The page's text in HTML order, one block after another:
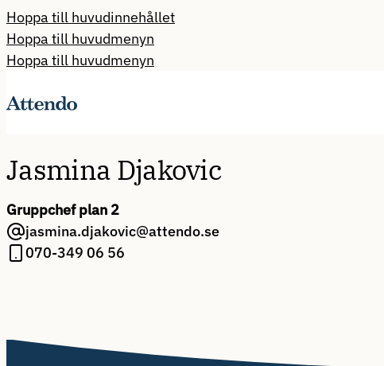
Hoppa till huvudinnehållet
Hoppa till huvudmenyn
Hoppa till huvudmenyn
Jasmina Djakovic
Gruppchef plan 2
jasmina.djakovic@attendo.se
070-349 06 56